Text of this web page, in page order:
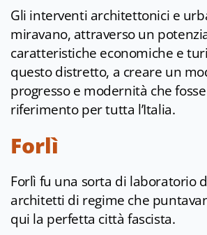
Gli interventi architettonici e
miravano, attraverso un
caratteristiche economiche e
questo distretto, a creare un
progresso e modernità che
riferimento per tutta l’Italia.
Forlì
Forlì fu una sorta di laboratorio
architetti di regime che
qui la perfetta città fascista.